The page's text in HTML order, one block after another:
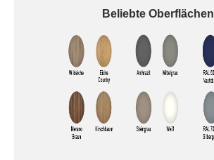
Beliebte Oberflächen